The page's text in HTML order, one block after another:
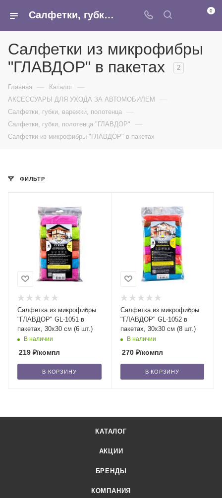
Салфетки, губки, варежки, полотенца ГЛАВДОР - купить оптом в интернет-магазине Армина 0
Салфетки из микрофибры
"ГЛАВДОР" в пакетах
2
Главная — Каталог —
АКСЕССУАРЫ ДЛЯ УХОДА ЗА АВТОМОБИЛЕМ —
Салфетки, губки, варежки, полотенца —
Салфетки, губки, полотенца "ГЛАВДОР" —
Салфетки из микрофибры "ГЛАВДОР" в пакетах
ФИЛЬТР
Салфетка из микрофибры
"ГЛАВДОР" GL-1051 в
пакетах, 30х30 см (6 шт.)
В наличии
219 ₽/компл
В КОРЗИНУ
Салфетка из микрофибры
"ГЛАВДОР" GL-1052 в
пакетах, 30х30 см (8 шт.)
В наличии
270₽/компл
В КОРЗИНУ
КАТАЛОГ
АКЦИИ
БРЕНДЫ
КОМПАНИЯ